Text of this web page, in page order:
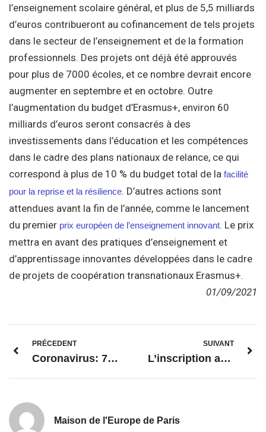
l’enseignement scolaire général, et plus de 5,5 milliards
d’euros contribueront au cofinancement de tels projets
dans le secteur de l’enseignement et de la formation
professionnels. Des projets ont déjà été approuvés
pour plus de 7000 écoles, et ce nombre devrait encore
augmenter en septembre et en octobre. Outre
l’augmentation du budget d’Erasmus+, environ 60
milliards d’euros seront consacrés à des
investissements dans l’éducation et les compétences
dans le cadre des plans nationaux de relance, ce qui
correspond à plus de 10 % du budget total de la facilité
pour la reprise et la résilience. D’autres actions sont
attendues avant la fin de l’année, comme le lancement
du premier prix européen de l’enseignement innovant. Le prix
mettra en avant des pratiques d’enseignement et
d’apprentissage innovantes développées dans le cadre
de projets de coopération transnationaux Erasmus+.
01/09/2021
PRÉCEDENT
Coronavirus: 70 % de la population adulte de l’Union entièrement vaccinée
SUIVANT
L’inscription au concours des jeunes traducteurs de l’UE est ouverte!
Maison de l'Europe de Paris